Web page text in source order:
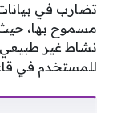
تضارب في بيانات
مسموح بها،
نشاط غير طبيعي،
للمستخدم في